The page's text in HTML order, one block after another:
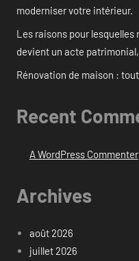
moderniser votre intérieur.
Les raisons pour lesquelles
devient un acte
Rénovation de maison :
Recent
A WordPress Commenter
Archives
août 2026
juillet 2026